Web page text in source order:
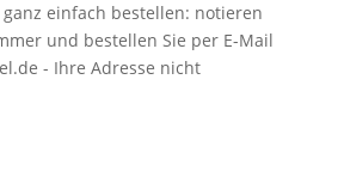
ganz einfach bestellen: notieren
und bestellen Sie per E-Mail
- Ihre Adresse nicht